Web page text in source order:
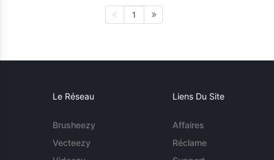
1
Le Réseau
Brusheezy
Vecteezy
Liens Du Site
Affaires
Réclame